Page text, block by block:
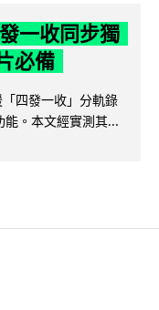
一收同步獨
必備
四發一收」分軌錄
。本文經實測其...